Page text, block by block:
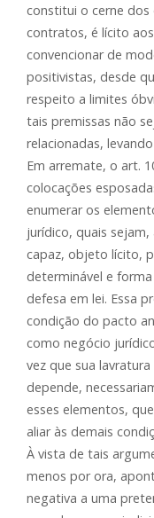
constitui o cerne
contratos, é lícito
convencionar de
positivistas, desde
respeito a limites
tais premissas não
relacionadas,
Em arremate, o art.
colocações
enumerar os
jurídico, quais sejam,
capaz, objeto lícito,
determinável e
defesa em lei. Essa
condição do pacto
como negócio
vez que sua lavratura
depende,
esses elementos,
aliar às demais
À vista de tais
menos por ora,
negativa a uma